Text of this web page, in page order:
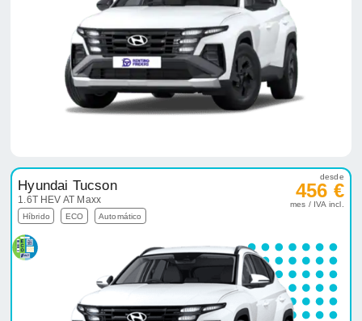
Hyundai Tucson
1.6T HEV AT Maxx
Híbrido ECO Automático
desde
456 €
mes / IVA incl.